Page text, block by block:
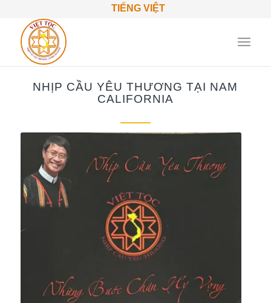
TIẾNG VIỆT
NHỊP CẦU YÊU THƯƠNG TẠI NAM
CALIFORNIA